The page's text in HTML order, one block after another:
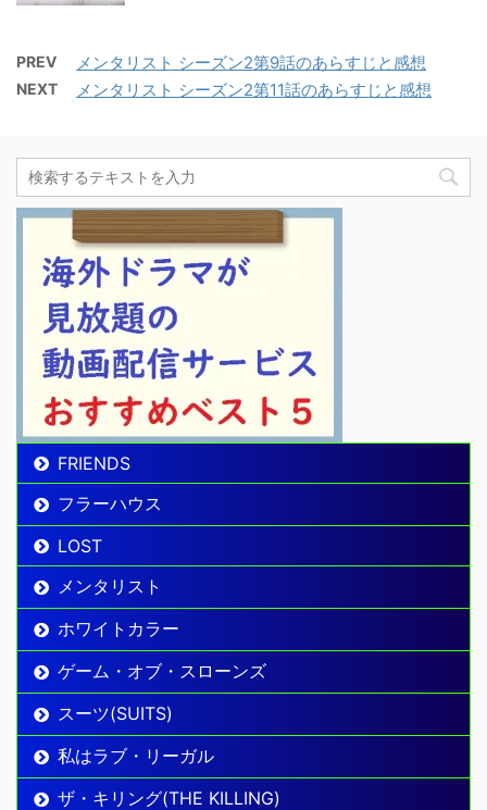
PREV メンタリスト シーズン2第9話のあらすじと感想
NEXT メンタリスト シーズン2第11話のあらすじと感想
FRIENDS
フラーハウス
LOST
メンタリスト
ホワイトカラー
ゲーム・オブ・スローンズ
スーツ(SUITS)
私はラブ・リーガル
ザ・キリング(THE KILLING)